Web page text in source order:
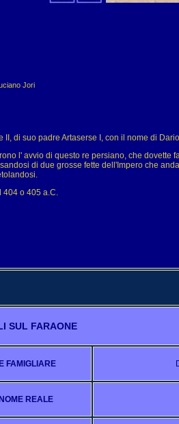
Jori
di suo padre Artaserse I, con il nome di
l' avvio di questo re persiano, che dovette
di due grosse fette dell'Impero che
404 o 405 a.C.
SUL FARAONE
FAMIGLIARE
REALE